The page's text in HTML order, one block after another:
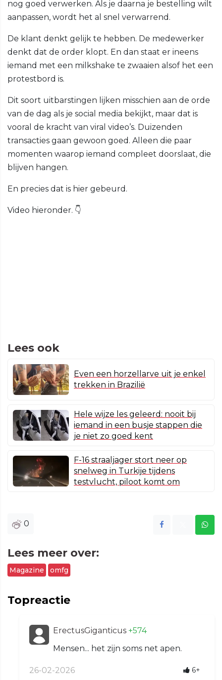
nog goed verwerken. Als je daarna je bestelling wilt
aanpassen, wordt het al snel verwarrend.
De klant denkt gelijk te hebben. De medewerker
denkt dat de order klopt. En dan staat er ineens
iemand met een milkshake te zwaaien alsof het een
protestbord is.
Dit soort uitbarstingen lijken misschien aan de orde
van de dag als je social media bekijkt, maar dat is
vooral de kracht van viral video’s. Duizenden
transacties gaan gewoon goed. Alleen die paar
momenten waarop iemand compleet doorslaat, die
blijven hangen.
En precies dat is hier gebeurd.
Video hieronder. 👇
Lees ook
Even een horzellarve uit je enkel
trekken in Brazilië
Hele wijze les geleerd: nooit bij
iemand in een busje stappen die
je niet zo goed kent
F-16 straaljager stort neer op
snelweg in Turkije tijdens
testvlucht, piloot komt om
0
Lees meer over:
Magazine omfg
Topreactie
ErectusGiganticus +574
Mensen... het zijn soms net apen.
26-02-2026 6+